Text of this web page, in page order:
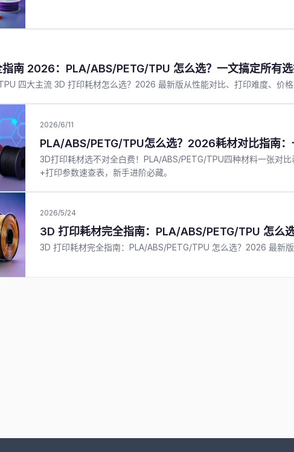
南 2026：PLA/ABS/PETG/TPU 怎么选？一文搞定所有
四大主流 3D 打印耗材怎么选？2026 最新版从性能对比、打印难度、价
2026/6/11
PLA/ABS/PETG/TPU怎么选？2026耗材对比指南
3D打印耗材选不对全白费！PLA/ABS/PETG/TPU四种材料一张对
+打印参数速查表，新手进阶必藏。
2026/5/24
3D 打印耗材完全指南：PLA/ABS/PETG/TPU 怎么
3D 打印耗材完全指南：PLA/ABS/PETG/TPU 怎么选？2026 最新版